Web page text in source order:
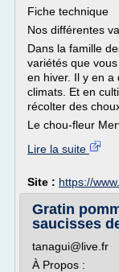
Fiche technique
Nos différentes
Dans la famille
variétés que
en hiver. Il y en a
climats. Et en
récolter des
Le chou-fleur
Lire la suite
Site : https://
Gratin
saucisses
tanagui@live.fr
À Propos :